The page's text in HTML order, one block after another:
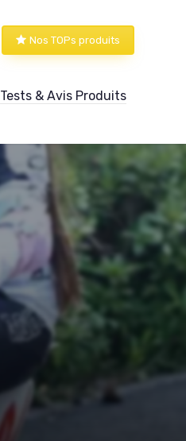
Nos TOPs produits
Tests & Avis Produits